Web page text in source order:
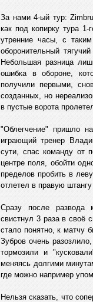
За нами 4-ый тур:
как под копирку тура
утренние часы, с
оборонительный
Небольшая разница
ошибка в обороне,
получили первыми,
созданных, но
в пустые ворота
"Облегчение" пришло
играющий тренер
сути, спас команду от
центре поля, обойти
пределов пробить в
отлетел в правую
Сразу после развода
свистнул 3 раза в своё
стало понятно, к матчу
Зубров очень
тормозили и
меняясь долгими
где можно например
Нельзя сказать, что